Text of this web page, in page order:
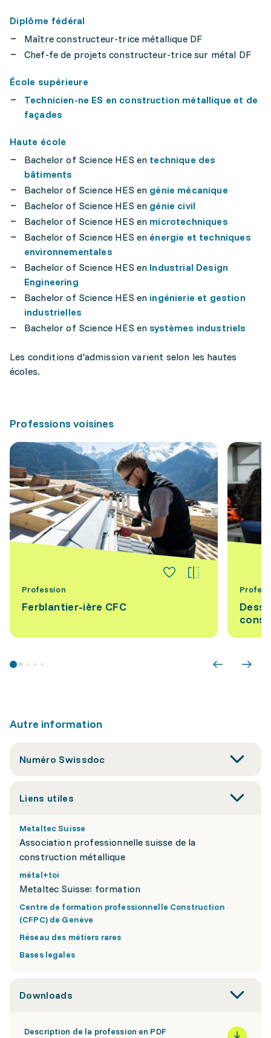
Diplôme fédéral
Maître constructeur-trice métallique DF
Chef-fe de projets constructeur-trice sur métal DF
École supérieure
Technicien-ne ES en construction métallique et de
façades
Haute école
Bachelor of Science HES en technique des
bâtiments
Bachelor of Science HES en génie mécanique
Bachelor of Science HES en génie civil
Bachelor of Science HES en microtechniques
Bachelor of Science HES en énergie et techniques
environnementales
Bachelor of Science HES en Industrial Design
Engineering
Bachelor of Science HES en ingénierie et gestion
industrielles
Bachelor of Science HES en systèmes industriels
Les conditions d'admission varient selon les hautes
écoles.
Professions voisines
Profession
Ferblantier-ière CFC
Autre information
Numéro Swissdoc
Liens utiles
Metaltec Suisse
Association professionnelle suisse de la
construction métallique
métal+toi
Metaltec Suisse: formation
Centre de formation professionnelle Construction
(CFPC) de Genève
Réseau des métiers rares
Bases legales
Downloads
Description de la profession en PDF